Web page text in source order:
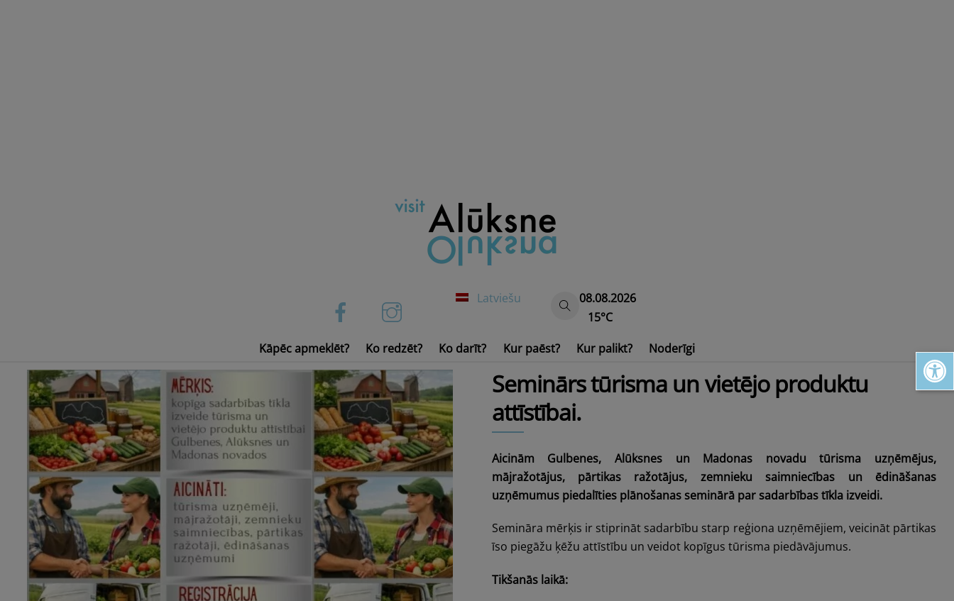
Open toolbar
Latviešu
08.08.2026
15°C
Kāpēc apmeklēt? Ko redzēt? Ko darīt? Kur paēst? Kur palikt? Noderīgi
Seminārs tūrisma un vietējo produktu
attīstībai.
Aicinām Gulbenes, Alūksnes un Madonas novadu tūrisma uzņēmējus,
mājražotājus, pārtikas ražotājus, zemnieku saimniecības un ēdināšanas
uzņēmumus piedalīties plānošanas seminārā par sadarbības tīkla izveidi.
Semināra mērķis ir stiprināt sadarbību starp reģiona uzņēmējiem, veicināt pārtikas
īso piegāžu ķēžu attīstību un veidot kopīgus tūrisma piedāvājumus.
Tikšanās laikā: